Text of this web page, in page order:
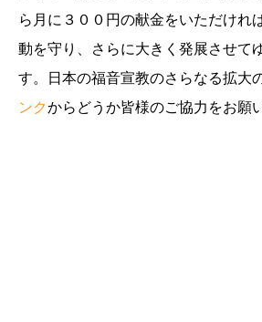
ら月に３００円の献金をいただけれ
動を守り、さらに大きく発展させて
す。日本の福音宣教のさらなる拡大
ンクからどうか皆様のご協力をお願